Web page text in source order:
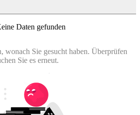
Daten gefunden
wonach Sie gesucht haben. Überprüfen
Sie es erneut.